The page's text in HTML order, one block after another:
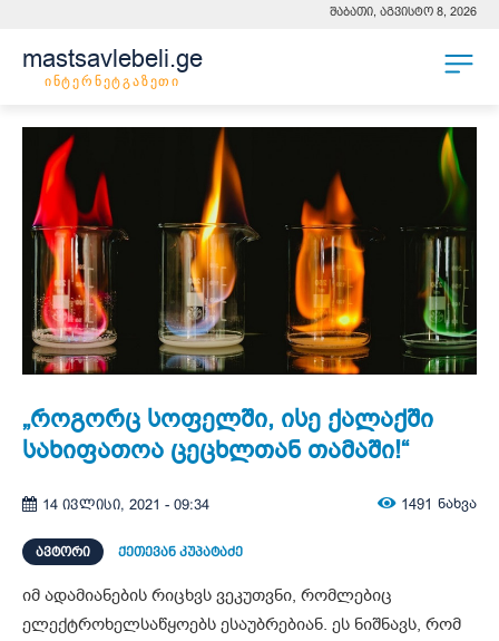
შაბათი, აგვისტო 8, 2026
mastsavlebeli.ge
ინტერნეტგაზეთი
„როგორც სოფელში, ისე ქალაქში
სახიფათოა ცეცხლთან თამაში!“
14 ივლისი, 2021 - 09:34 1491 ნახვა
ᲐᲕᲢᲝᲠᲘ ქეთევან კუპატაძე
იმ ადამიანების რიცხვს ვეკუთვნი, რომლებიც
ელექტროხელსაწყოებს ესაუბრებიან. ეს ნიშნავს, რომ